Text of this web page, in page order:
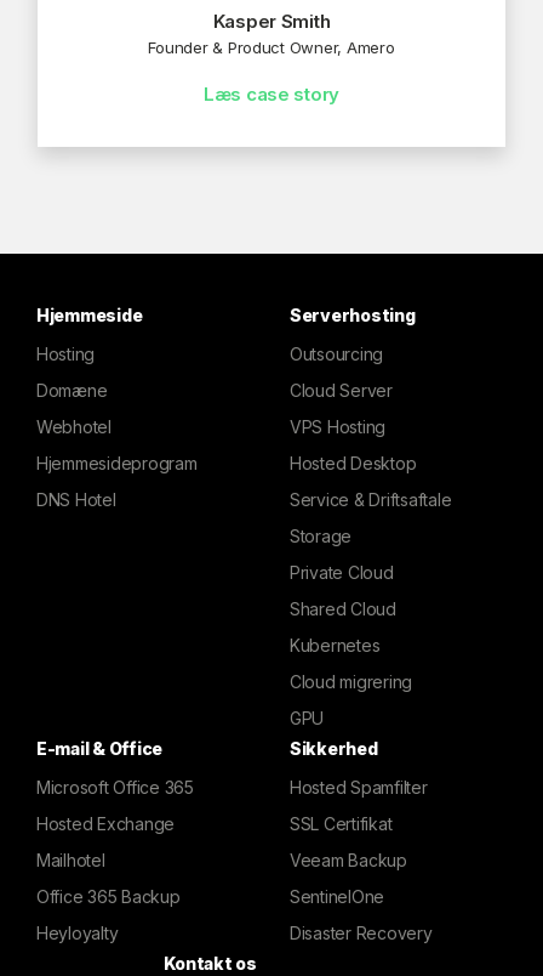
Kasper Smith
Founder & Product Owner, Amero
Læs case story
Hjemmeside
Hosting
Domæne
Webhotel
Hjemmesideprogram
DNS Hotel
Serverhosting
Outsourcing
Cloud Server
VPS Hosting
Hosted Desktop
Service & Driftsaftale
Storage
Private Cloud
Shared Cloud
Kubernetes
Cloud migrering
GPU
E-mail & Office
Microsoft Office 365
Hosted Exchange
Mailhotel
Office 365 Backup
Heyloyalty
Sikkerhed
Hosted Spamfilter
SSL Certifikat
Veeam Backup
SentinelOne
Disaster Recovery
Kontakt os